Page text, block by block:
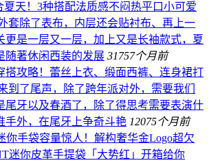
夏天！3种搭配法质感不闷热平口小可爱
套除了表布，内层还会贴衬布、再上一
更是一层又一层，加上又是长袖款式，夏
随著休闲西装的发展 31757个月前
搭攻略！蕾丝上衣、缎面西裤、连身裙打
到了尾声，除了跨年派对外，需要我们
尾牙以及春酒了，除了得思考需要表演什
手外，在尾牙上争奇斗艳 12075个月前
你手袋容量惊人！解构奢华金Logo超欠
迷你皮革手提袋「大势红」开箱给你